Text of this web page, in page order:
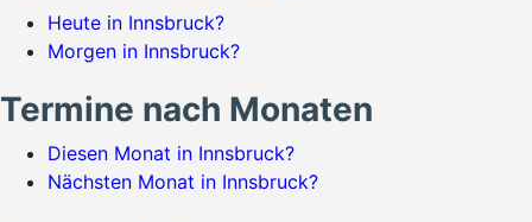
Heute in Innsbruck?
Morgen in Innsbruck?
Termine nach Monaten
Diesen Monat in Innsbruck?
Nächsten Monat in Innsbruck?